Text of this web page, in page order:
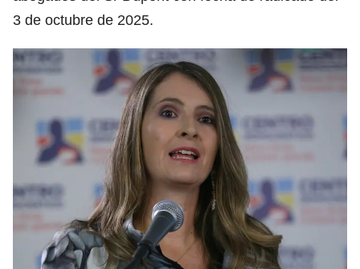
3 de octubre de 2025.